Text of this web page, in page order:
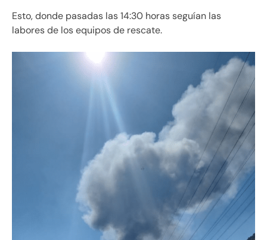
Esto, donde pasadas las 14:30 horas seguían las
labores de los equipos de rescate.